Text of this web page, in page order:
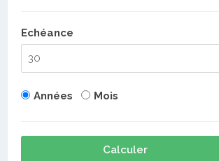
Echéance
Années Mois
Calculer